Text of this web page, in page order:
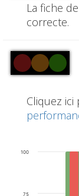
La fiche
correcte.
Cliquez
75
100